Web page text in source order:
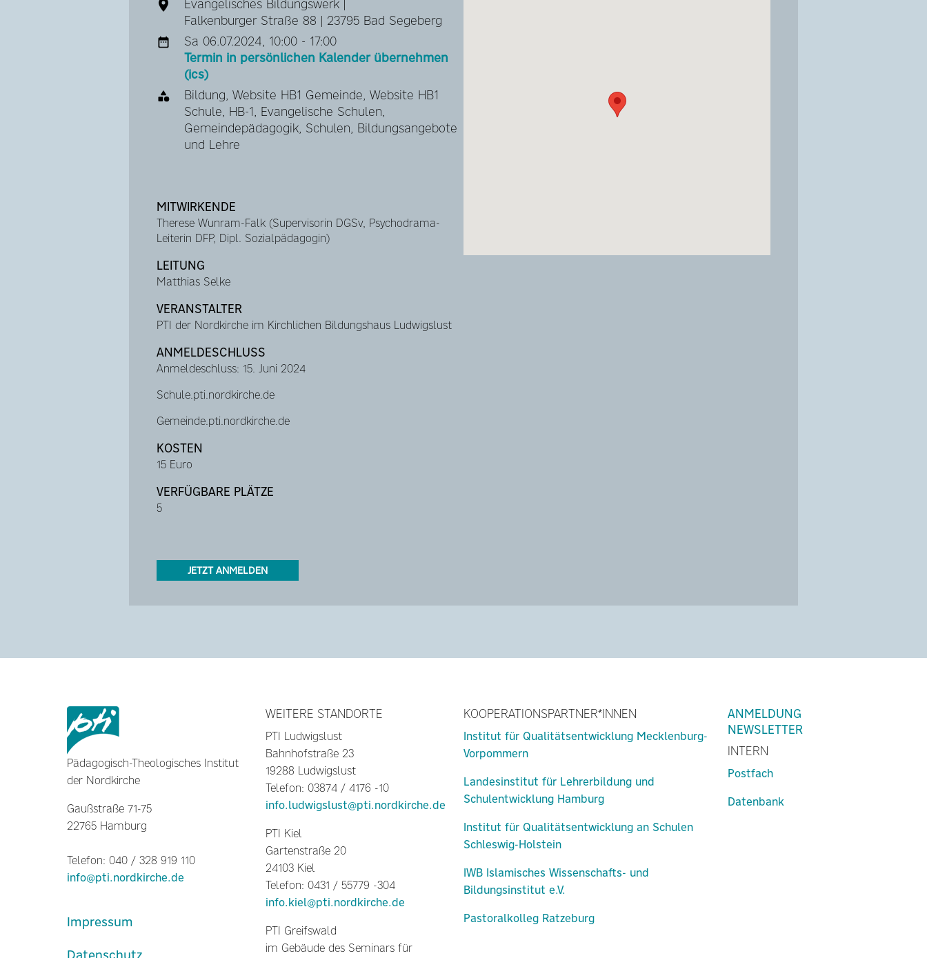
Evangelisches Bildungswerk |
Falkenburger Straße 88 | 23795 Bad Segeberg
Sa 06.07.2024, 10:00 - 17:00
Termin in persönlichen Kalender übernehmen
(ics)
Bildung, Website HB1 Gemeinde, Website HB1
Schule, HB-1, Evangelische Schulen,
Gemeindepädagogik, Schulen, Bildungsangebote
und Lehre
MITWIRKENDE
Therese Wunram-Falk (Supervisorin DGSv, Psychodrama-
Leiterin DFP, Dipl. Sozialpädagogin)
LEITUNG
Matthias Selke
VERANSTALTER
PTI der Nordkirche im Kirchlichen Bildungshaus Ludwigslust
ANMELDESCHLUSS
Anmeldeschluss: 15. Juni 2024
Schule.pti.nordkirche.de
Gemeinde.pti.nordkirche.de
KOSTEN
15 Euro
VERFÜGBARE PLÄTZE
5
JETZT ANMELDEN
Pädagogisch-Theologisches Institut
der Nordkirche
Gaußstraße 71-75
22765 Hamburg
Telefon: 040 / 328 919 110
info@pti.nordkirche.de
Impressum
Datenschutz
WEITERE STANDORTE
PTI Ludwigslust
Bahnhofstraße 23
19288 Ludwigslust
Telefon: 03874 / 4176 -10
info.ludwigslust@pti.nordkirche.de
PTI Kiel
Gartenstraße 20
24103 Kiel
Telefon: 0431 / 55779 -304
info.kiel@pti.nordkirche.de
PTI Greifswald
im Gebäude des Seminars für
KOOPERATIONSPARTNER*INNEN
Institut für Qualitätsentwicklung Mecklenburg-
Vorpommern
Landesinstitut für Lehrerbildung und
Schulentwicklung Hamburg
Institut für Qualitätsentwicklung an Schulen
Schleswig-Holstein
IWB Islamisches Wissenschafts- und
Bildungsinstitut e.V.
Pastoralkolleg Ratzeburg
ANMELDUNG
NEWSLETTER
INTERN
Postfach
Datenbank